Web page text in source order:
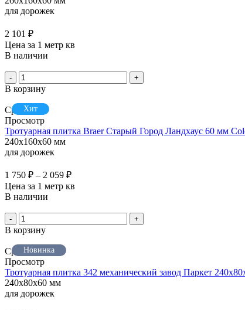
для дорожек
2 101 ₽
Цена за 1 метр кв
В наличии
- +
В корзину
Хит
Сравнить
Просмотр
Тротуарная плитка Braer Старый Город Ландхаус 60 мм
240x160x60 мм
для дорожек
1 750 ₽ – 2 059 ₽
Цена за 1 метр кв
В наличии
- +
В корзину
Новинка
Сравнить
Просмотр
Тротуарная плитка 342 механический завод Паркет
240x80x60 мм
для дорожек